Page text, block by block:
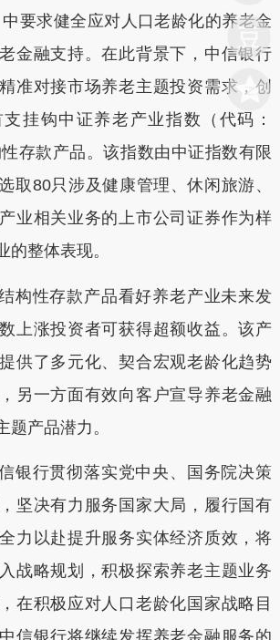
要求健全应对人口老龄化的养老金
金融支持。在此背景下，中信银行
准对接市场养老主题投资需求，创
挂钩中证养老产业指数（代码：
存款产品。该指数由中证指数有限
取80只涉及健康管理、休闲旅游、
业相关业务的上市公司证券作为样
的整体表现。
构性存款产品看好养老产业未来发
上涨投资者可获得超额收益。该产
供了多元化、契合宏观老龄化趋势
另一方面有效向客户宣导养老金融
题产品潜力。
银行贯彻落实党中央、国务院决策
坚决有力服务国家大局，履行国有
力以赴提升服务实体经济质效，将
战略规划，积极探索养老主题业务
在积极应对人口老龄化国家战略目
信银行将继续发挥养老金融服务的